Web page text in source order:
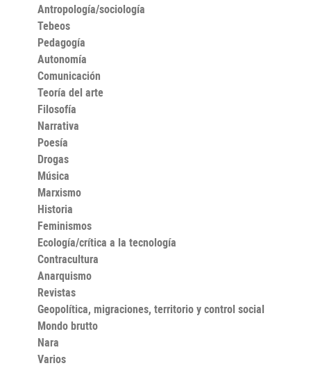
doctorales. A pesar del fervor que despierta el poeta,
hasta ahora no existía una edición crítica del conjunto
de su obra, vacío que viene a suplir este volumen
elaborado a partir del minucioso cotejo de cuantos
originales y documentos (algunos de ellos muy poco
estudiados hasta hoy) existen a disposición de la
investigación.
Antropología/sociología
Tebeos
Pedagogía
Autonomía
Comunicación
Teoría del arte
Filosofía
Narrativa
Poesía
Drogas
Música
Marxismo
Historia
Feminismos
Ecología/crítica a la tecnología
Contracultura
Anarquismo
Revistas
Geopolítica, migraciones, territorio y control social
Mondo brutto
Nara
Varios